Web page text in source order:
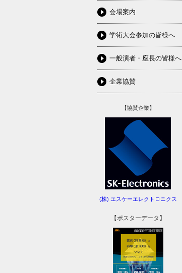
会場案内
学術大会参加の皆様へ
一般演者・座長の皆様へ
企業協賛
【協賛企業】
(株) エスケーエレクトロニクス
【ポスターデータ】